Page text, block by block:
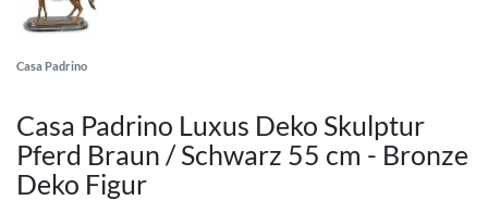
Casa Padrino
Casa Padrino Luxus Deko Skulptur
Pferd Braun / Schwarz 55 cm - Bronze
Deko Figur